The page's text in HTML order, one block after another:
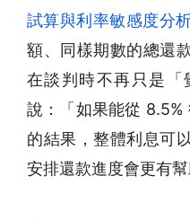
試算與利率敏感度分
額、同樣期數的總還
在談判時不再只是
說：「如果能從 8.5%
的結果，整體利息可
安排還款進度會更有幫